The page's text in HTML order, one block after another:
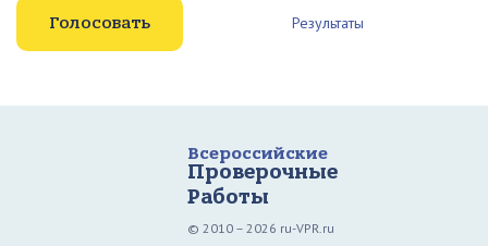
Результаты
Всероссийские
Проверочные
Работы
© 2010 – 2026 ru-VPR.ru